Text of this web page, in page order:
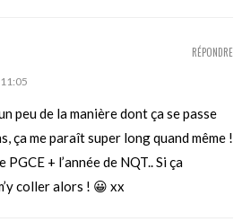
peu de la manière dont ça se passe
ça me paraît super long quand même !
PGCE + l’année de NQT.. Si ça
coller alors ! 😀 xx
RÉPONDRE